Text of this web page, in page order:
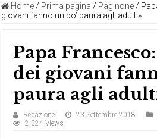
Home / Prima pagina / Paginone /
giovani fanno un po’ paura agli adulti»
Papa
dei giovani
paura agli
Redazione 23 Settembre 2018
2,324 Views